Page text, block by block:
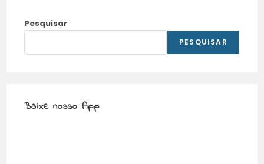
Pesquisar
PESQUISAR
Baixe nosso App